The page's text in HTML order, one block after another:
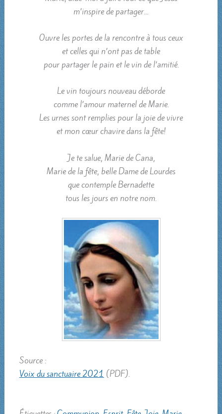
m’inspire de partager…
Ouvre les portes de la rencontre à tous ceux
et celles qui n’ont pas de table
pour partager le pain et le vin de l’amitié.
Le vin toujours nouveau déborde
comme l’amour maternel de Marie.
Les urnes sont remplies pour la joie de vivre
et mon cœur chavire dans la fête!
Je te salue, Marie de Cana,
Marie de la fête, belle Dame de Lourdes
que contemple Bernadette
tous les jours en notre nom.
Source :
Voix du sanctuaire 2021 (PDF).